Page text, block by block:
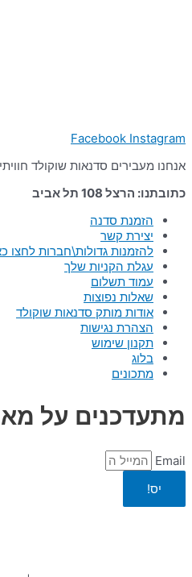
Facebook Instagram
אנחנו מעבירים סדנאות שוקולד חוויתיות ומייצרים
כתובתנו: הרצל 108 תל אביב
הזמנת סדנה
יצירת קשר
להזמנות גדולות\חברות לחצו
עגלת הקניות שלך
עמוד תשלום
שאלות נפוצות
אודות מותק סדנאות שוקולד
הצהרת נגישות
תקנון שימוש
בלוג
מתכונים
מתעדכנים על
Email
יס!